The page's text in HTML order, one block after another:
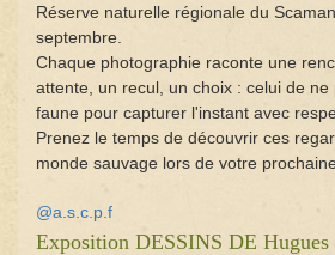
Réserve naturelle régionale du
septembre.
Chaque photographie raconte une
attente, un recul, un choix : celui de ne
faune pour capturer l'instant avec
Prenez le temps de découvrir ces
monde sauvage lors de votre
@a.s.c.p.f
Exposition DESSINS DE